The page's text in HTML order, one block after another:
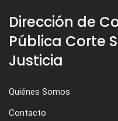
Dirección de
Pública Corte
Justicia
Quiénes Somos
Contacto